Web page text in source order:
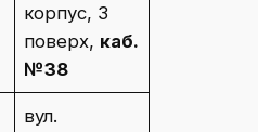
корпус, 3
поверх, каб.
№38
вул.